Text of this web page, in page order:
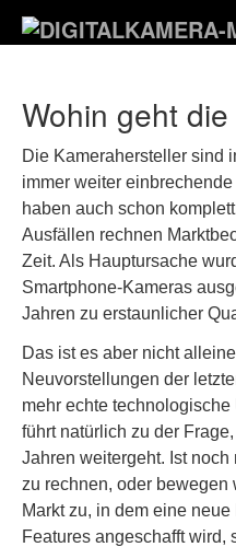
Hauptinhalt
Wohin geht
Die Kamerahersteller sind
immer weiter
haben auch schon
Ausfällen rechnen
Zeit. Als Hauptursache
Smartphone-Kameras
Jahren zu erstaunlicher
Das ist es aber nicht
Neuvorstellungen der
mehr echte
führt natürlich zu der
Jahren weitergeht. Ist
zu rechnen, oder bewegen
Markt zu, in dem eine
Features angeschafft wird,